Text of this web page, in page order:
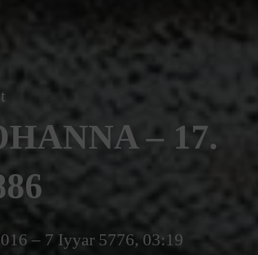
– 17.
– 7 Iyyar 5776, 03:19